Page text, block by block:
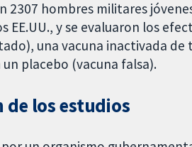
2307 hombres militares
y se evaluaron los
una vacuna inactivada de
placebo (vacuna falsa).
de los estudios